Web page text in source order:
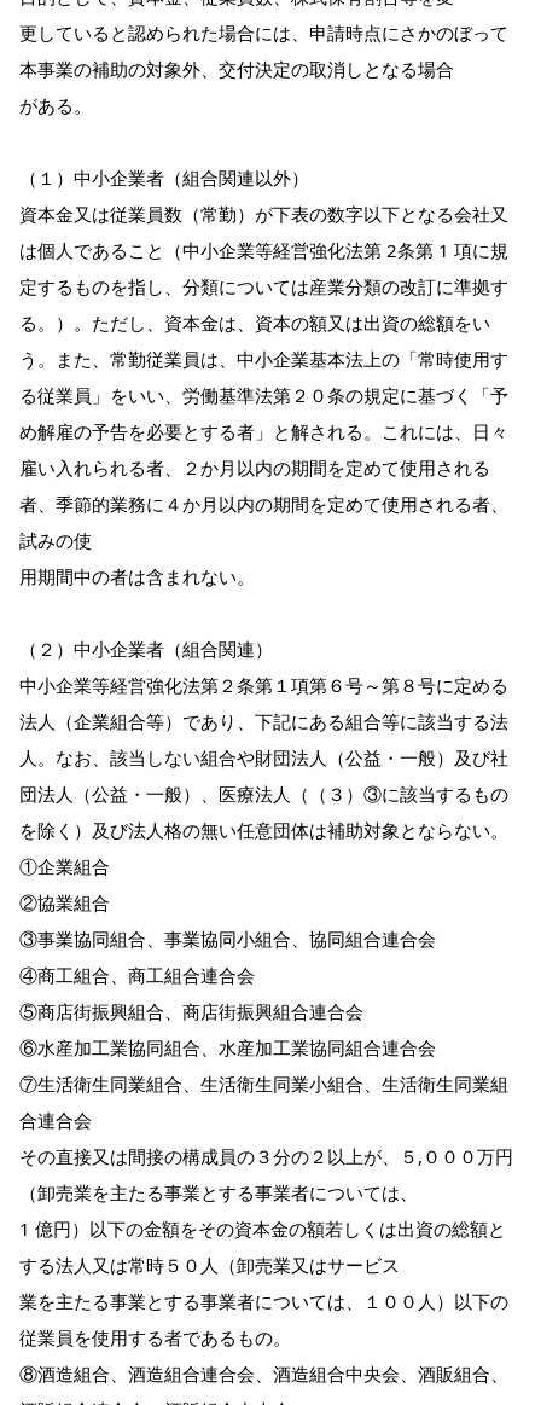
更していると認められた場合には、申請時点にさかのぼって
本事業の補助の対象外、交付決定の取消しとなる場合
がある。
（１）中小企業者（組合関連以外）
資本金又は従業員数（常勤）が下表の数字以下となる会社又
は個人であること（中小企業等経営強化法第 2条第 1 項に規
定するものを指し、分類については産業分類の改訂に準拠す
る。）。ただし、資本金は、資本の額又は出資の総額をい
う。また、常勤従業員は、中小企業基本法上の「常時使用す
る従業員」をいい、労働基準法第２０条の規定に基づく「予
め解雇の予告を必要とする者」と解される。これには、日々
雇い入れられる者、２か月以内の期間を定めて使用される
者、季節的業務に４か月以内の期間を定めて使用される者、
試みの使
用期間中の者は含まれない。
（２）中小企業者（組合関連）
中小企業等経営強化法第２条第１項第６号～第８号に定める
法人（企業組合等）であり、下記にある組合等に該当する法
人。なお、該当しない組合や財団法人（公益・一般）及び社
団法人（公益・一般）、医療法人（（３）③に該当するもの
を除く）及び法人格の無い任意団体は補助対象とならない。
①企業組合
②協業組合
③事業協同組合、事業協同小組合、協同組合連合会
④商工組合、商工組合連合会
⑤商店街振興組合、商店街振興組合連合会
⑥水産加工業協同組合、水産加工業協同組合連合会
⑦生活衛生同業組合、生活衛生同業小組合、生活衛生同業組
合連合会
その直接又は間接の構成員の３分の２以上が、５,０００万円
（卸売業を主たる事業とする事業者については、
1 億円）以下の金額をその資本金の額若しくは出資の総額と
する法人又は常時５０人（卸売業又はサービス
業を主たる事業とする事業者については、１００人）以下の
従業員を使用する者であるもの。
⑧酒造組合、酒造組合連合会、酒造組合中央会、酒販組合、